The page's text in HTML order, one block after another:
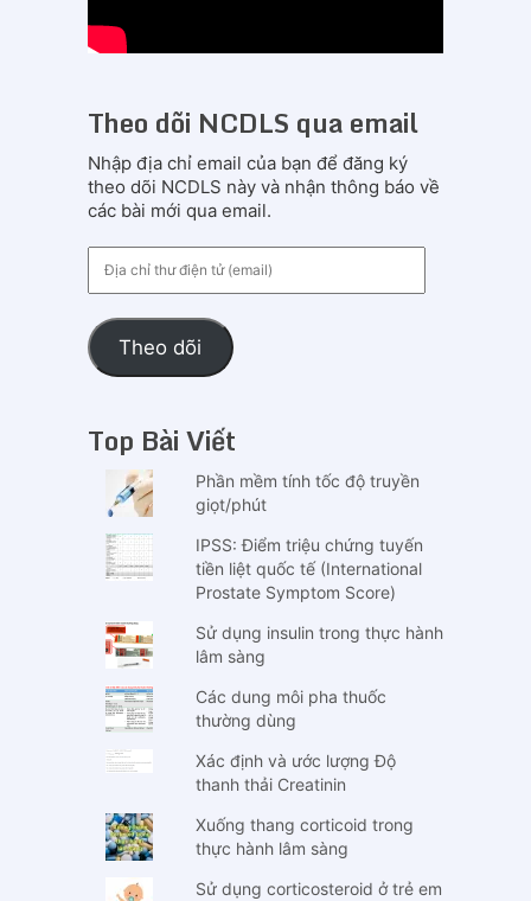
Theo dõi NCDLS qua email
Nhập địa chỉ email của bạn để đăng ký
theo dõi NCDLS này và nhận thông báo về
các bài mới qua email.
chỉ
điện
tử
(email)
Theo dõi
Top Bài Viết
Phần mềm tính tốc độ truyền
giọt/phút
IPSS: Điểm triệu chứng tuyến
tiền liệt quốc tế (International
Prostate Symptom Score)
Sử dụng insulin trong thực hành
lâm sàng
Các dung môi pha thuốc
thường dùng
Xác định và ước lượng Độ
thanh thải Creatinin
Xuống thang corticoid trong
thực hành lâm sàng
Sử dụng corticosteroid ở trẻ em